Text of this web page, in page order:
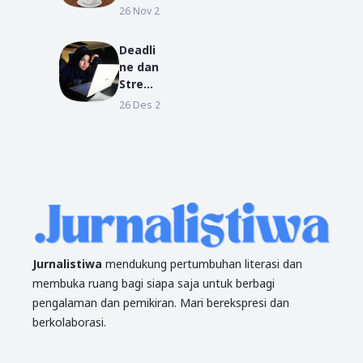
n
Wisud
Period
e I TA
2018/2
019
Jadi
Warun
g Kopi:
Jantun
g
KALBAR
26 Nov 2025
Deadli
ne dan
Stres?
Berda
KESEHATAN
26 Des 2018
Jurnalistiwa mendukung pertumbuhan literasi dan
membuka ruang bagi siapa saja untuk berbagi
pengalaman dan pemikiran. Mari berekspresi dan
berkolaborasi.